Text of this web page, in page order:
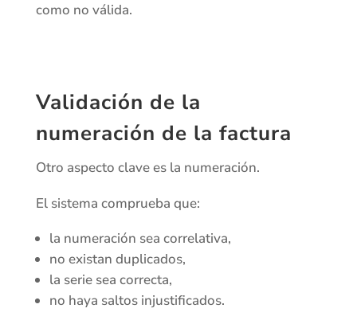
como no válida.
Validación de la
numeración de la factura
Otro aspecto clave es la numeración.
El sistema comprueba que:
la numeración sea correlativa,
no existan duplicados,
la serie sea correcta,
no haya saltos injustificados.